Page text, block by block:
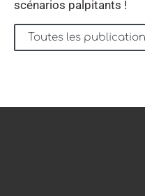
scénarios palpitants !
Toutes les